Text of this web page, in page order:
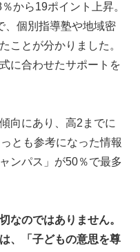
から19ポイント上昇。
、個別指導塾や地域密
ことが分かりました。
に合わせたサポートを
向にあり、高2までに
とも参考になった情報
ンパス」が50％で最多
なのではありません。
、「子どもの意思を尊